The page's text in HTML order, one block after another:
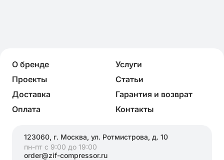
О бренде
Услуги
Проекты
Статьи
Доставка
Гарантия и возврат
Оплата
Контакты
123060, г. Москва, ул. Ротмистрова, д. 10
пн-пт с 9:00 до 19:00
order@zif-compressor.ru